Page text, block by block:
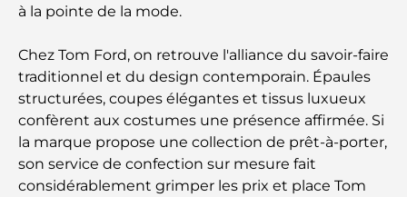
Hôpital du DIFC : des soins médicaux de classe
Rarest Car in the World: Automotive Legends
Beyond Price
Salles de sport au DIFC : quand le fitness
rencontre le style de vie professionnel
à la pointe de la mode.
Chez Tom Ford, on retrouve l'alliance du savoir-faire
traditionnel et du design contemporain. Épaules
structurées, coupes élégantes et tissus luxueux
confèrent aux costumes une présence affirmée. Si
la marque propose une collection de prêt-à-porter,
son service de confection sur mesure fait
considérablement grimper les prix et place Tom